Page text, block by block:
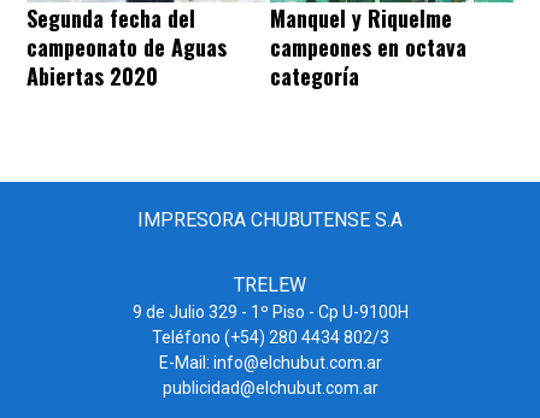
Segunda fecha del
campeonato de Aguas
Abiertas 2020
Manquel y Riquelme
campeones en octava
categoría
IMPRESORA CHUBUTENSE S.A
TRELEW
9 de Julio 329 - 1º Piso - Cp U-9100H
Teléfono (+54) 280 4434 802/3
E-Mail: info@elchubut.com.ar
publicidad@elchubut.com.ar